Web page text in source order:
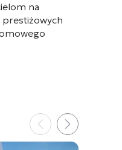
na
prestiżowych